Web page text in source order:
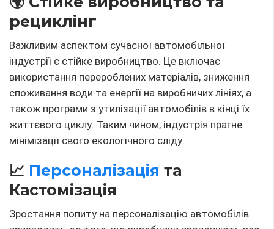
їхній автомобіль відображав їхню особистість і
стиль життя, і ринок активно адаптується до цих
запитів.
🌐Розвитокмережної
інфраструктури
Розвитокінфраструктури, особливо в галузі
зарядних станцій для електромобілів та мереж для
передачі даних, є ключовим фактором для
Збільшення кількості зарядних станцій,
їх доступності та швидкості зарядки – важливий
крок на шляху до повного переходу на